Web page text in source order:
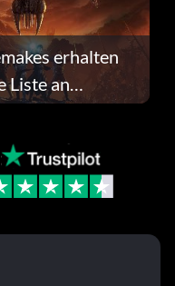
erhalten
Liste an